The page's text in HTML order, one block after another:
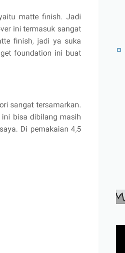
matte finish. Jadi
ini termasuk sangat
finish, jadi ya suka
foundation ini buat
sangat tersamarkan.
ini bisa dibilang masih
Di pemakaian 4,5